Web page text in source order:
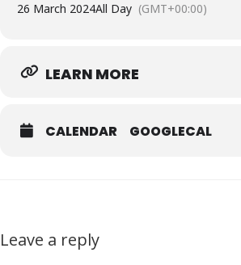
26 March 2024All Day (GMT+00:00)
LEARN MORE
CALENDAR GOOGLECAL
Leave a reply